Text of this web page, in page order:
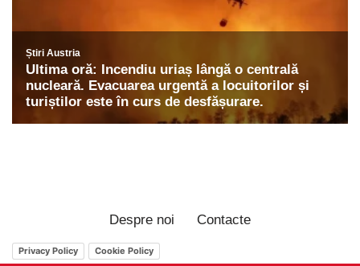
Despre noi Contacte
Privacy Policy Cookie Policy